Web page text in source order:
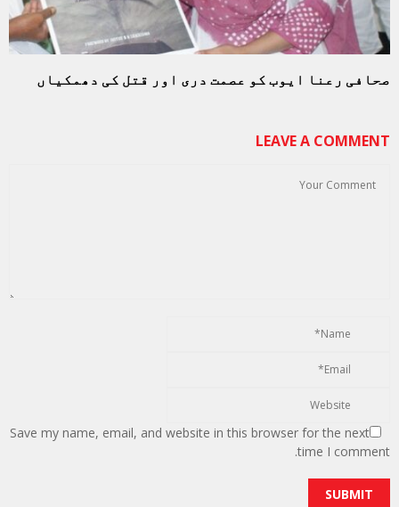
صحافی رعنا ایوب کو عصمت دری اور قتل کی دھمکیاں
LEAVE A COMMENT
Save my name, email, and website in this browser for the next
time I comment.